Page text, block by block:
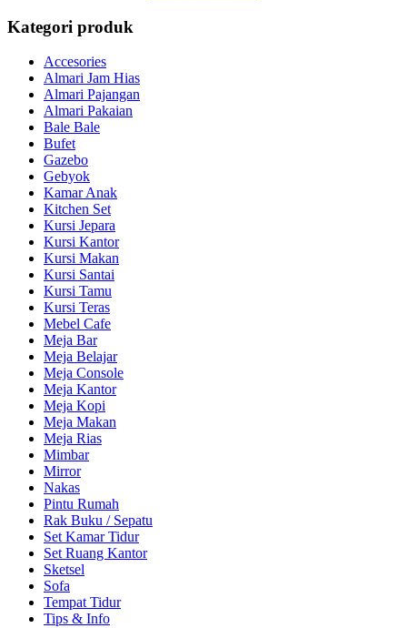
Kategori produk
Accesories
Almari Jam Hias
Almari Pajangan
Almari Pakaian
Bale Bale
Bufet
Gazebo
Gebyok
Kamar Anak
Kitchen Set
Kursi Jepara
Kursi Kantor
Kursi Makan
Kursi Santai
Kursi Tamu
Kursi Teras
Mebel Cafe
Meja Bar
Meja Belajar
Meja Console
Meja Kantor
Meja Kopi
Meja Makan
Meja Rias
Mimbar
Mirror
Nakas
Pintu Rumah
Rak Buku / Sepatu
Set Kamar Tidur
Set Ruang Kantor
Sketsel
Sofa
Tempat Tidur
Tips & Info